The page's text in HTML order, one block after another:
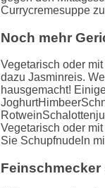
Currycremesuppe
Noch mehr
Vegetarisch oder
dazu Jasminreis.
hausgemacht!
Vegetarisch oder
Sie Schupfnudeln